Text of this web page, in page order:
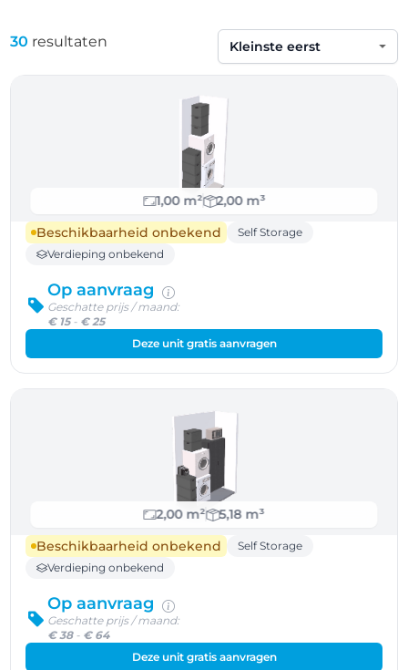
30 resultaten
Sorteren op
1,00 m²
2,00 m³
Beschikbaarheid onbekend
Self Storage
Verdieping onbekend
Op aanvraag
Geschatte prijs / maand:
€ 15- € 25
Deze unit gratis aanvragen
2,00 m²
5,18 m³
Beschikbaarheid onbekend
Self Storage
Verdieping onbekend
Op aanvraag
Geschatte prijs / maand:
€ 38- € 64
Deze unit gratis aanvragen